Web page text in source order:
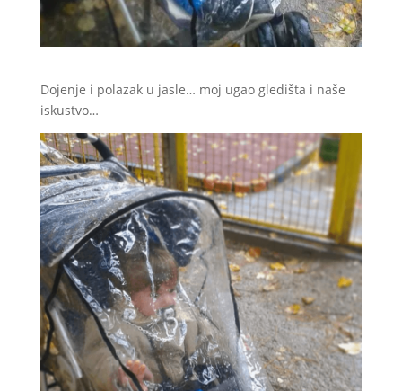
Dojenje i polazak u jasle… moj ugao gledišta i naše
iskustvo…